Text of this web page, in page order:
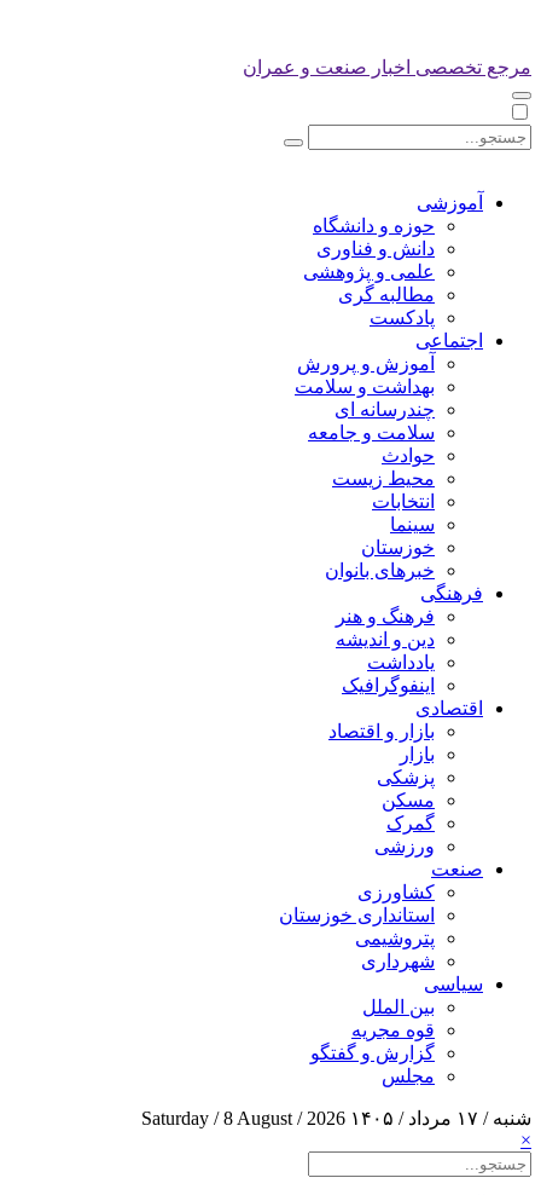
مرجع تخصصی اخبار صنعت و عمران
آموزشی
حوزه و دانشگاه
دانش و فناوری
علمی و پژوهشی
مطالبه گری
پادکست
اجتماعی
آموزش و پرورش
بهداشت و سلامت
چندرسانه ای
سلامت و جامعه
حوادث
محیط زیست
انتخابات
سینما
خوزستان
خبرهای بانوان
فرهنگی
فرهنگ و هنر
دین و اندیشه
یادداشت
اینفوگرافیک
اقتصادی
بازار و اقتصاد
بازار
پزشکی
مسکن
گمرک
ورزشی
صنعت
کشاورزی
استانداری خوزستان
پتروشیمی
شهرداری
سیاسی
بین الملل
قوه مجریه
گزارش و گفتگو
مجلس
شنبه / ۱۷ مرداد / ۱۴۰۵
Saturday / 8 August / 2026
×